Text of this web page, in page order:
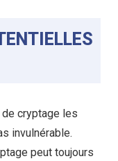
de cryptage les
invulnérable.
peut toujours